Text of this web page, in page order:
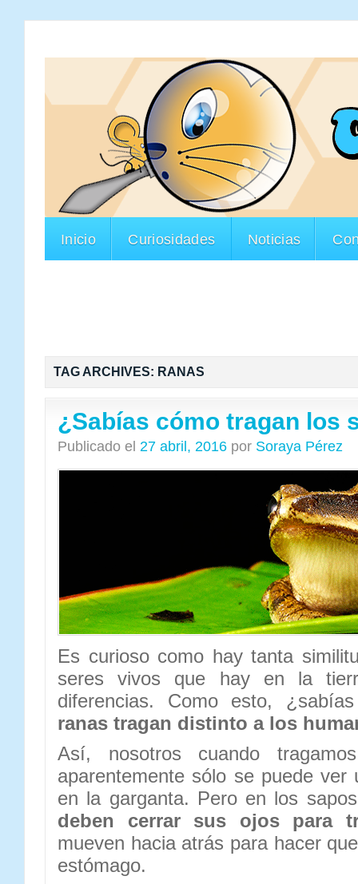
Inicio Curiosidades Noticias
TAG ARCHIVES: RANAS
¿Sabías cómo tragan los
Publicado el 27 abril, 2016 por Soraya Pérez
Es curioso como hay tanta
seres vivos que hay en la
diferencias. Como esto,
ranas tragan distinto a los
Así, nosotros cuando
aparentemente sólo se puede ver
en la garganta. Pero en los
deben cerrar sus ojos para
mueven hacia atrás para hacer
estómago.